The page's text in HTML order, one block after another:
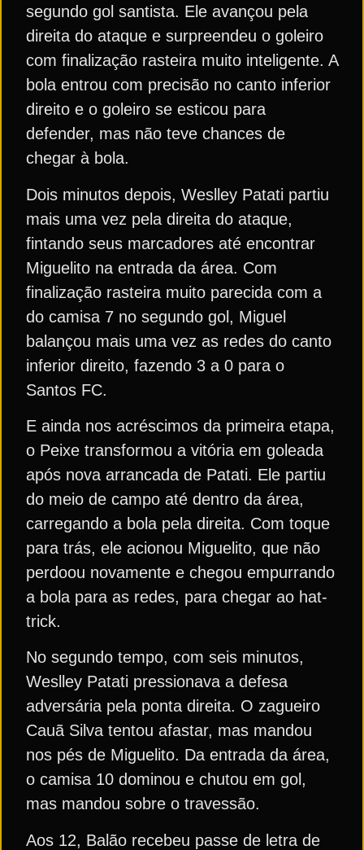
segundo gol santista. Ele avançou pela
direita do ataque e surpreendeu o goleiro
com finalização rasteira muito inteligente. A
bola entrou com precisão no canto inferior
direito e o goleiro se esticou para
defender, mas não teve chances de
chegar à bola.
Dois minutos depois, Weslley Patati partiu
mais uma vez pela direita do ataque,
fintando seus marcadores até encontrar
Miguelito na entrada da área. Com
finalização rasteira muito parecida com a
do camisa 7 no segundo gol, Miguel
balançou mais uma vez as redes do canto
inferior direito, fazendo 3 a 0 para o
Santos FC.
E ainda nos acréscimos da primeira etapa,
o Peixe transformou a vitória em goleada
após nova arrancada de Patati. Ele partiu
do meio de campo até dentro da área,
carregando a bola pela direita. Com toque
para trás, ele acionou Miguelito, que não
perdoou novamente e chegou empurrando
a bola para as redes, para chegar ao hat-
trick.
No segundo tempo, com seis minutos,
Weslley Patati pressionava a defesa
adversária pela ponta direita. O zagueiro
Cauã Silva tentou afastar, mas mandou
nos pés de Miguelito. Da entrada da área,
o camisa 10 dominou e chutou em gol,
mas mandou sobre o travessão.
Aos 12, Balão recebeu passe de letra de